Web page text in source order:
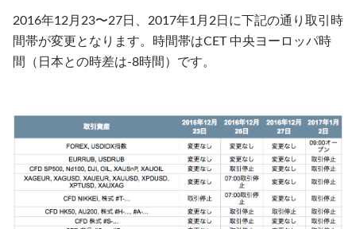
2016年12月23〜27日、2017年1月2日に下記の通り取引時
間帯が変更となります。時間帯はCET 中央ヨーロッパ時
間（日本との時差は-8時間）です。